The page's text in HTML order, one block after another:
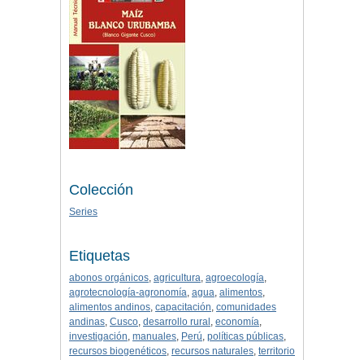
Colección
Series
Etiquetas
abonos orgánicos, agricultura, agroecología,
agrotecnología-agronomía, agua, alimentos,
alimentos andinos, capacitación, comunidades
andinas, Cusco, desarrollo rural , economía,
investigación, manuales, Perú, políticas públicas,
recursos biogenéticos, recursos naturales, territorio